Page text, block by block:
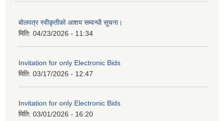
बोलपत्र स्वीकृतीको आशय सम्वन्धी सूचना।
मिति: 04/23/2026 - 11:34
Invitation for only Electronic Bids
मिति: 03/17/2026 - 12:47
Invitation for only Electronic Bids
मिति: 03/01/2026 - 16:20